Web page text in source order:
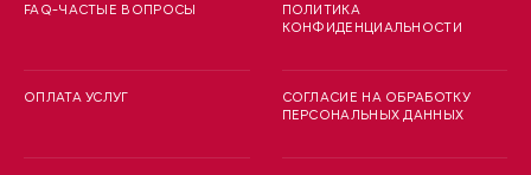
FAQ-ЧАСТЫЕ ВОПРОСЫ
ОПЛАТА УСЛУГ
ПОЛИТИКА
КОНФИДЕНЦИАЛЬНОСТИ
СОГЛАСИЕ НА ОБРАБОТКУ
ПЕРСОНАЛЬНЫХ ДАННЫХ